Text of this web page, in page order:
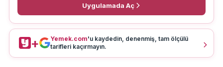
Uygulamada Aç
+ Yemek.com'u kaydedin, denenmiş, tam ölçülü
tarifleri kaçırmayın.